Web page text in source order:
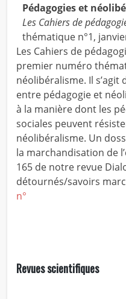
Pédagogies et
Les Cahiers de
thématique n°1,
Les Cahiers de
premier numéro
néolibéralisme. Il s’agit
entre pédagogie et
à la manière dont les
sociales peuvent
néolibéralisme. Un
la marchandisation de
165 de notre revue
détournés/savoirs
n°
Revues scientifiques